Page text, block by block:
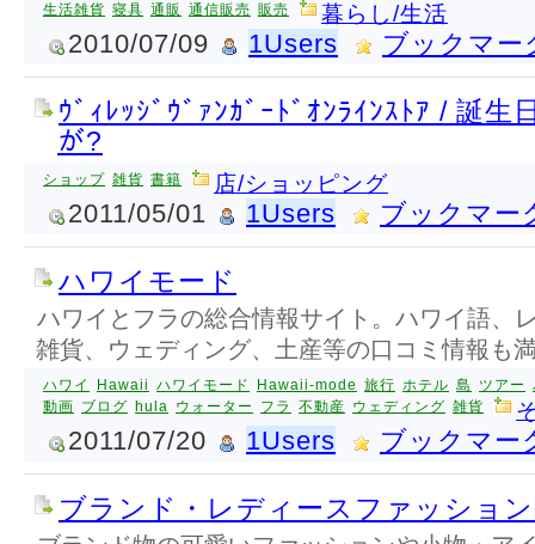
生活雑貨 寝具 通販 通信販売 販売 暮らし/生活
2010/07/09 1Users ブックマー
ｳﾞｨﾚｯｼﾞｳﾞｧﾝｶﾞｰﾄﾞｵﾝﾗｲﾝｽﾄｱ / 誕生
が?
ショップ 雑貨 書籍 店/ショッピング
2011/05/01 1Users ブックマー
ハワイモード
ハワイとフラの総合情報サイト。ハワイ語、
雑貨、ウェディング、土産等の口コミ情報も
ハワイ Hawaii ハワイモード Hawaii-mode 旅行 ホテル 島 ツアー
動画 ブログ hula ウォーター フラ 不動産 ウェディング 雑貨
2011/07/20 1Users ブックマー
ブランド・レディースファッショ